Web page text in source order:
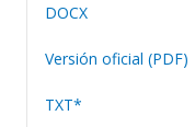
DOCX
Versión oficial (PDF)
TXT*